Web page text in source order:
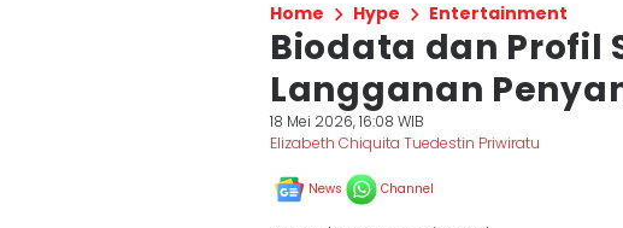
Home Hype Entertainment
Biodata dan Profil
Langganan
18 Mei 2026, 16:08 WIB
Elizabeth Chiquita Tuedestin Priwiratu
News Channel